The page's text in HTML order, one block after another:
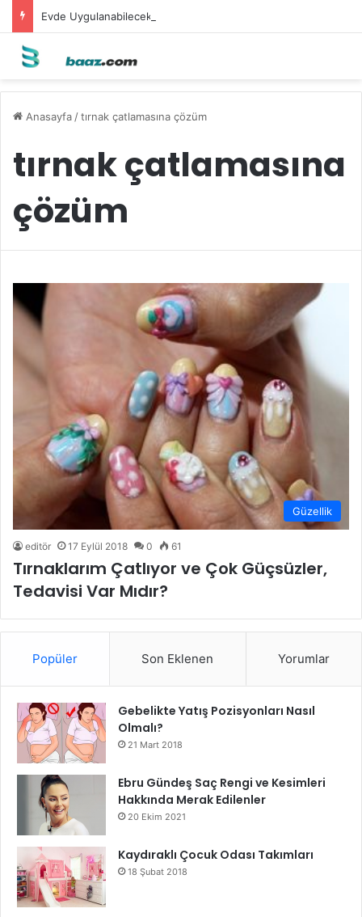
Evde Uygulanabilecek Leke Karşıtı Maskeler
Anasayfa /tırnak çatlamasına çözüm
tırnak çatlamasına
çözüm
Güzellik
editör 17 Eylül 2018 0 61
Tırnaklarım Çatlıyor ve Çok Güçsüzler,
Tedavisi Var Mıdır?
Popüler Son Eklenen Yorumlar
Gebelikte Yatış Pozisyonları Nasıl
Olmalı?
21 Mart 2018
Ebru Gündeş Saç Rengi ve Kesimleri
Hakkında Merak Edilenler
20 Ekim 2021
Kaydıraklı Çocuk Odası Takımları
18 Şubat 2018